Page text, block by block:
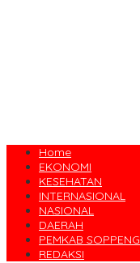
Home
EKONOMI
KESEHATAN
INTERNASIONAL
NASIONAL
DAERAH
PEMKAB SOPPENG
REDAKSI